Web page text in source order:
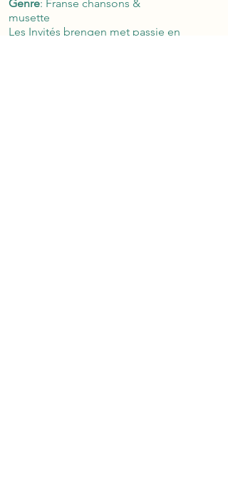
Genre: Franse chansons &
musette
Les Invités brengen met passie en